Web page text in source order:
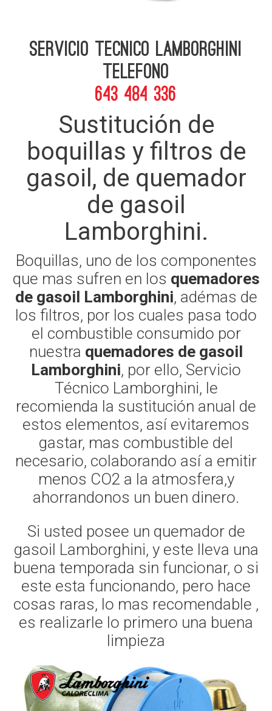
Servicio Tecnico Lamborghini
telefono
643 484 336
Sustitución de
boquillas y filtros de
gasoil, de quemador
de gasoil
Lamborghini.
Boquillas, uno de los componentes
que mas sufren en los quemadores
de gasoil Lamborghini, adémas de
los filtros, por los cuales pasa todo
el combustible consumido por
nuestra quemadores de gasoil
Lamborghini, por ello, Servicio
Técnico Lamborghini, le
recomienda la sustitución anual de
estos elementos, así evitaremos
gastar, mas combustible del
necesario, colaborando así a emitir
menos CO2 a la atmosfera,y
ahorrandonos un buen dinero.
Si usted posee un quemador de
gasoil Lamborghini, y este lleva una
buena temporada sin funcionar, o si
este esta funcionando, pero hace
cosas raras, lo mas recomendable ,
es realizarle lo primero una buena
limpieza